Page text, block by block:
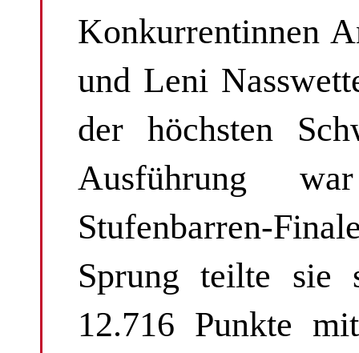
Konkurrentinnen
und Leni
der höchsten
Ausführung
Stufenbarren-
Sprung teilte sie
12.716 Punkte